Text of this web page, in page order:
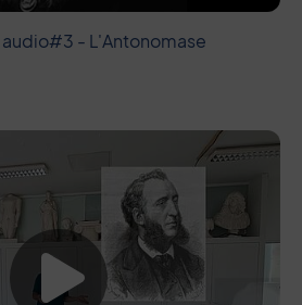
- L'Antonomase
Lancer la